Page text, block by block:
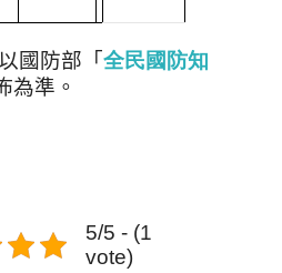
國防部「 全民國防知
為準。
5/5 - (1
vote)